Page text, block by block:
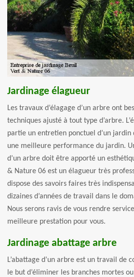
Jardinage élagueur
Les travaux d’élagage d’un arbre ont
techniques ajusté à tout type d’arbre.
partie un entretien ponctuel d’un jardin
une meilleure performance du jardin.
d’un arbre doit être apporté un
& Nature 06 est un élagueur très
dispose des savoirs faires très
dizaines d’années de travail dans le
Nous serons ravis de vous rendre
meilleure prestation pour vous.
Jardinage abattage arbre
L’abattage d’un arbre est un travail de
le but d’éliminer les branches mortes